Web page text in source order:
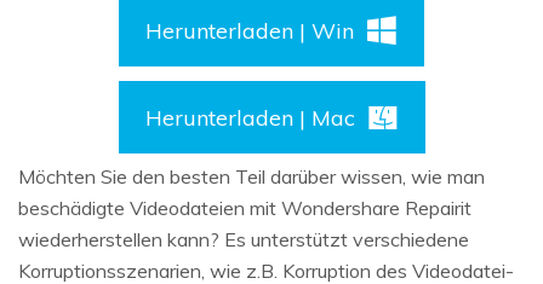
Herunterladen | Win
Herunterladen | Mac
Möchten Sie den besten Teil darüber wissen, wie man
beschädigte Videodateien mit Wondershare Repairit
wiederherstellen kann? Es unterstützt verschiedene
Korruptionsszenarien, wie z.B. Korruption des Videodatei-